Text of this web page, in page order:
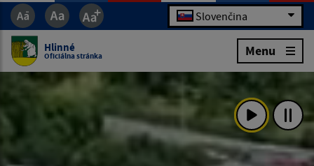
Slovenčina
Hlinné
Oficiálna stránka Menu